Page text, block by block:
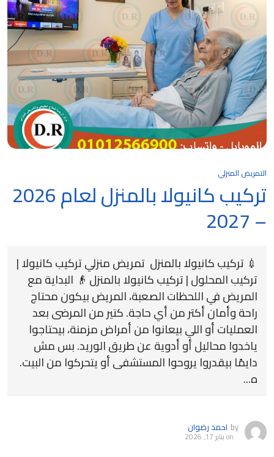
التمريض المنزلي
تركيب كانيولا بالمنزل لعام 2026
– 2027
💉 تركيب كانيولا بالمنزل تمريض منزلي تركيب كانيولا |
تركيب المحلول | تركيب كانيولا بالمنزل 👴 البداية مع
المريض في اللحظات الصعبة، المريض بيكون محتاج
راحة وأمان أكتر من أي حاجة. كتير من المرضى بعد
العمليات أو اللي بيعانوا من أمراض مزمنة، بيحتاجوا
ياخدوا محاليل أو أدوية عن طريق الوريد. بس مش
دايمًا بيقدروا يروحوا المستشفى أو يتحركوا من البيت.
ه...
by احمد رضوان
onيناير 17, 2026